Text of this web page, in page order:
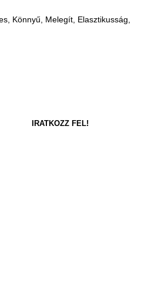
Könnyű, Melegít, Elasztikusság,